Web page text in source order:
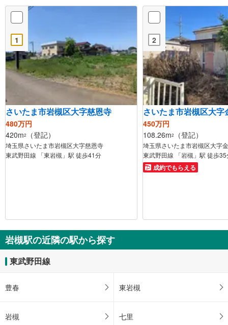
1
さいたま市岩槻区大字慈恩寺
480万円
420m2 （登記）
埼玉県さいたま市岩槻区大字慈恩寺
東武野田線 「東岩槻」駅 徒歩41分
2
さいたま市岩槻区大字
450万円
108.26m2 （登記）
埼玉県さいたま市岩槻区大字
東武野田線 「岩槻」駅 徒歩35
成約でもらえる
岩槻駅の近隣の駅から探す
東武野田線
豊春 東岩槻
岩槻 七里